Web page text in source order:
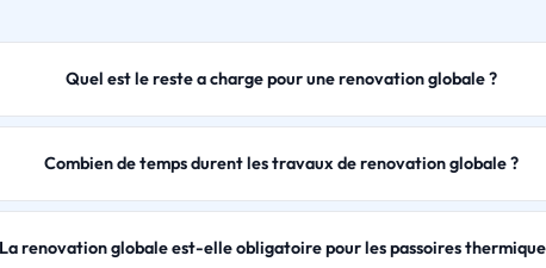
Quel est le reste a charge pour une renovation globale ?
Combien de temps durent les travaux de renovation globale ?
La renovation globale est-elle obligatoire pour les passoires